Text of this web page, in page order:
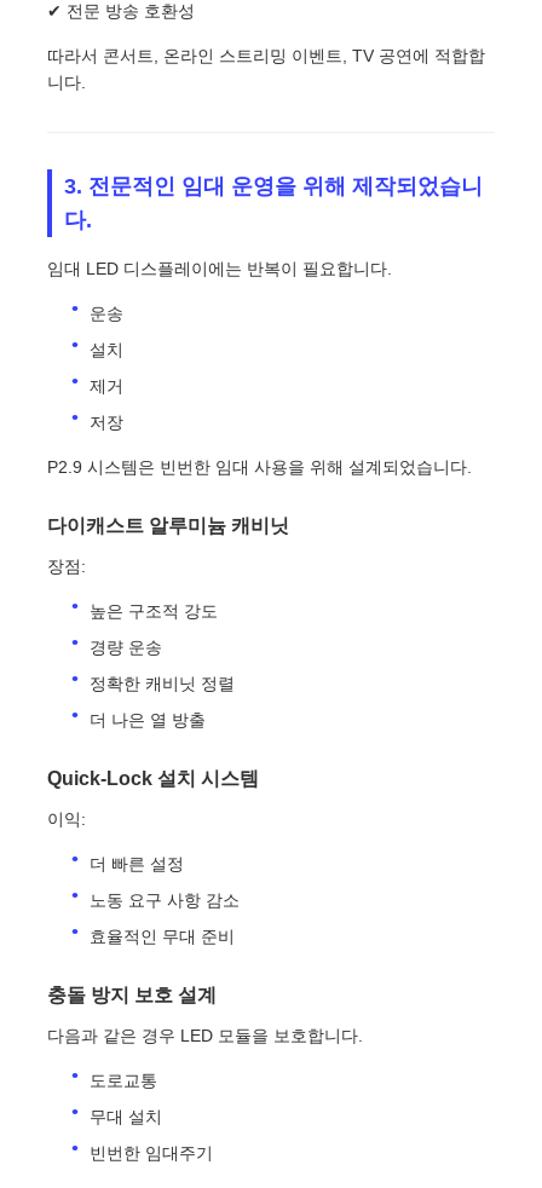
✔ 전문 방송 호환성
따라서 콘서트, 온라인 스트리밍 이벤트, TV 공연에 적합합
니다.
3. 전문적인 임대 운영을 위해 제작되었습니
다.
임대 LED 디스플레이에는 반복이 필요합니다.
운송
설치
제거
저장
P2.9 시스템은 빈번한 임대 사용을 위해 설계되었습니다.
다이캐스트 알루미늄 캐비닛
장점:
높은 구조적 강도
경량 운송
정확한 캐비닛 정렬
더 나은 열 방출
Quick-Lock 설치 시스템
이익:
더 빠른 설정
노동 요구 사항 감소
효율적인 무대 준비
충돌 방지 보호 설계
다음과 같은 경우 LED 모듈을 보호합니다.
도로교통
무대 설치
빈번한 임대주기